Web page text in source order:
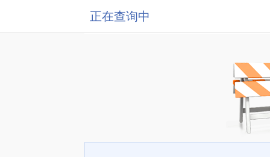
正在查询中